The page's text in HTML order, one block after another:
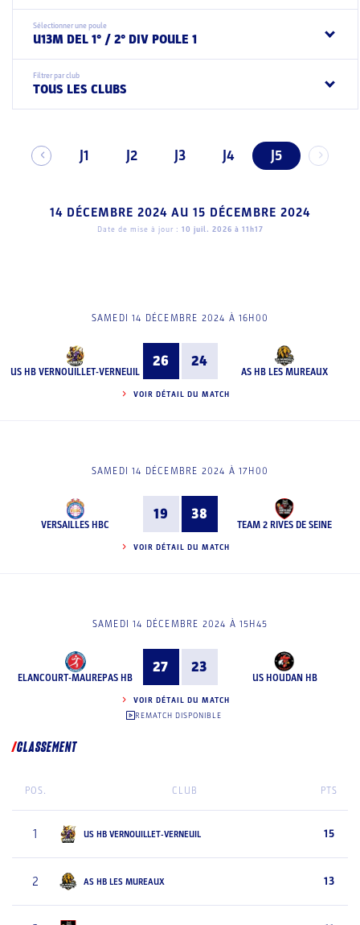
Sélectionner une poule
U13M DEL 1° / 2° DIV POULE 1
Filtrer par club
TOUS LES CLUBS
J1 J2 J3 J4 J5
14 DÉCEMBRE 2024 AU 15 DÉCEMBRE 2024
Date de mise à jour : 10 juil. 2026 à 11h17
SAMEDI 14 DÉCEMBRE 2024 À 16H00
US HB VERNOUILLET-VERNEUIL
26 24
AS HB LES MUREAUX
VOIR DÉTAIL DU MATCH
SAMEDI 14 DÉCEMBRE 2024 À 17H00
VERSAILLES HBC
19 38
TEAM 2 RIVES DE SEINE
VOIR DÉTAIL DU MATCH
SAMEDI 14 DÉCEMBRE 2024 À 15H45
ELANCOURT-MAUREPAS HB
27 23
US HOUDAN HB
VOIR DÉTAIL DU MATCH
REMATCH DISPONIBLE
CLASSEMENT
POS. CLUB PTS
1 US HB VERNOUILLET-VERNEUIL 15
2 AS HB LES MUREAUX 13